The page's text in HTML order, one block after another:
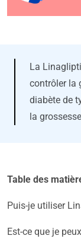
La
contrôler la
diabète de
la
Table des
Puis-je utiliser
Est-ce que je